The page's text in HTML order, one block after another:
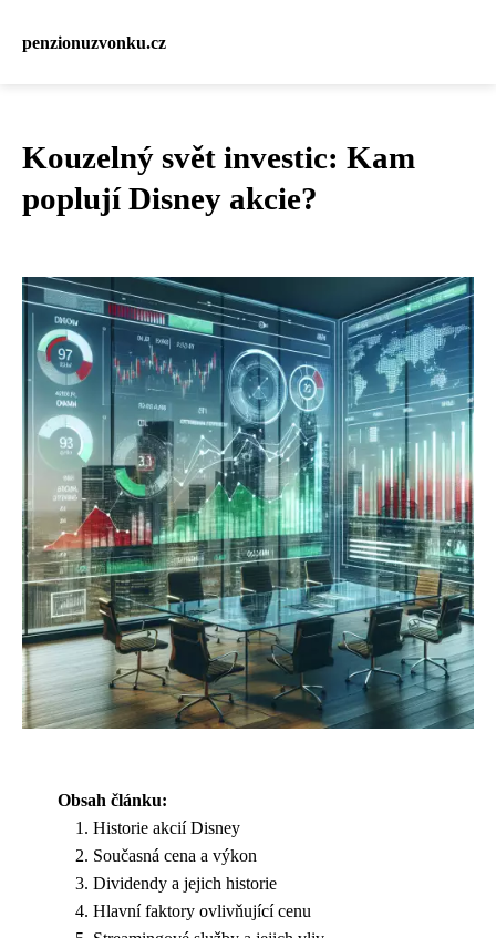
penzionuzvonku.cz
Kouzelný svět investic: Kam
poplují Disney akcie?
Obsah článku:
Historie akcií Disney
Současná cena a výkon
Dividendy a jejich historie
Hlavní faktory ovlivňující cenu